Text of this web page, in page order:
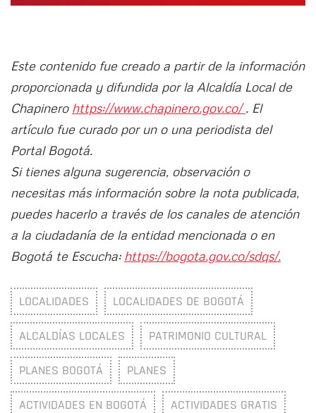
Este contenido fue creado a partir de la información
proporcionada y difundida por la Alcaldía Local de
Chapinero https://www.chapinero.gov.co/. El
artículo fue curado por un o una periodista del
Portal Bogotá.
Si tienes alguna sugerencia, observación o
necesitas más información sobre la nota publicada,
puedes hacerlo a través de los canales de atención
a la ciudadanía de la entidad mencionada o en
Bogotá te Escucha: https://bogota.gov.co/sdqs/.
LOCALIDADES LOCALIDADES DE BOGOTÁ
ALCALDÍAS LOCALES PATRIMONIO CULTURAL
PLANES BOGOTÁ PLANES
ACTIVIDADES EN BOGOTÁ ACTIVIDADES GRATIS